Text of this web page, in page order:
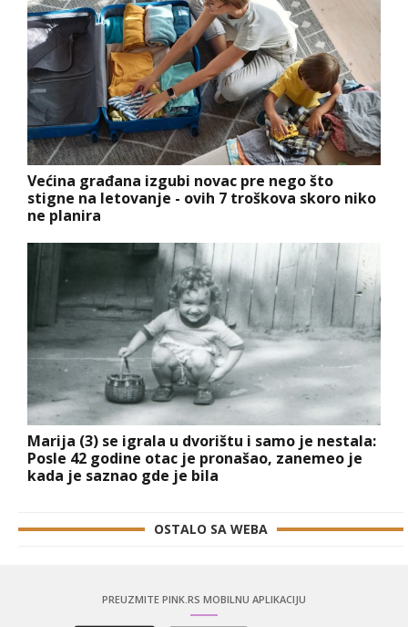
Većina građana izgubi novac pre nego što
stigne na letovanje - ovih 7 troškova skoro niko
ne planira
Marija (3) se igrala u dvorištu i samo je nestala:
Posle 42 godine otac je pronašao, zanemeo je
kada je saznao gde je bila
OSTALO SA WEBA
PREUZMITE PINK.RS MOBILNU APLIKACIJU